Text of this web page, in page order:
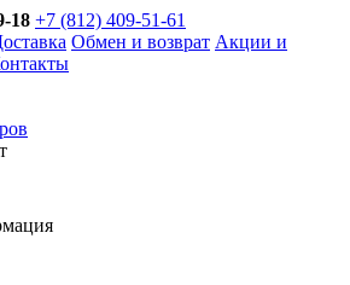
18 +7 (812) 409-51-61
Обмен и возврат Акции и